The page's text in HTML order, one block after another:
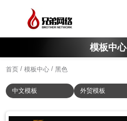
模板中心
首页 / 模板中心 / 黑色
中文模板 外贸模板